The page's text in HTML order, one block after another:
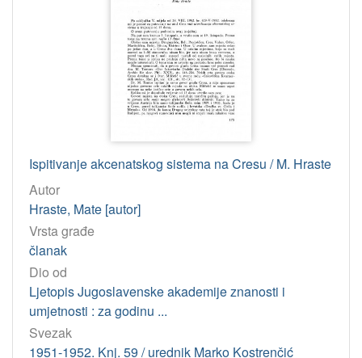
Ispitivanje akcenatskog sistema na Cresu / M. Hraste
Autor
Hraste, Mate [autor]
Vrsta građe
članak
Dio od
Ljetopis Jugoslavenske akademije znanosti i
umjetnosti : za godinu ...
Svezak
1951-1952. Knj. 59 / urednik Marko Kostrenčić